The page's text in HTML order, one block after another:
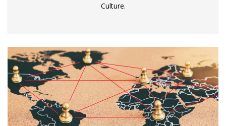
Culture.